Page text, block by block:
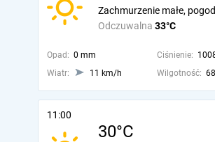
Odczuwalna 33°C
Zachmurzenie małe,
Opad: 0 mm Ciśnienie:
Wiatr:
11 km/h Wilgotność:
11:00
30°C